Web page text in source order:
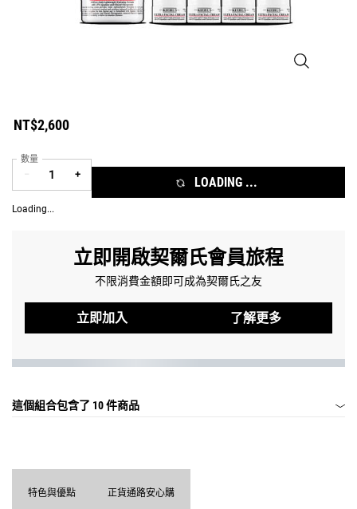
冰河醣保濕
NT$2,600
數量
+ LOADING ...
Loading...
立即開啟契爾氏會員旅程
不限消費金額即可成為契爾氏之友
立即加入 了解更多
這個組合包含了 10 件商品
特色與優點 正貨通路安心購